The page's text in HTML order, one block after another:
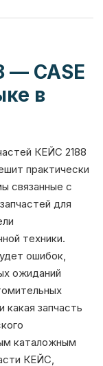
т
ь
— CASE
в
КЕЙС 2188
практически
связанные с
для
техники.
ошибок,
ожиданий
какая запчасть
каталожным
КЕЙС,